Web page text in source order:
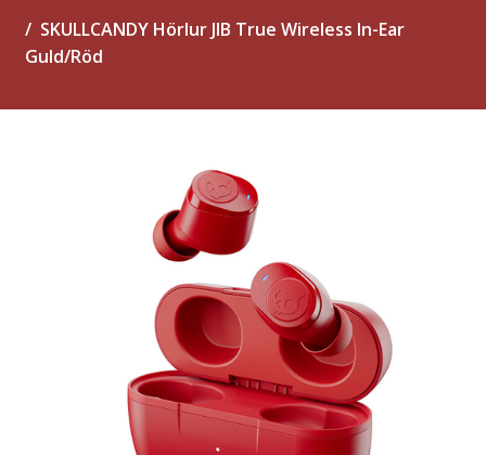
SKULLCANDY Hörlur JIB True Wireless In-Ear
Guld/Röd